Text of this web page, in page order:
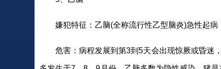
嫌犯特征：乙脑(全称流行性乙型脑炎)急性起
危害：病程发展到第3到5天会出现惊厥或昏迷